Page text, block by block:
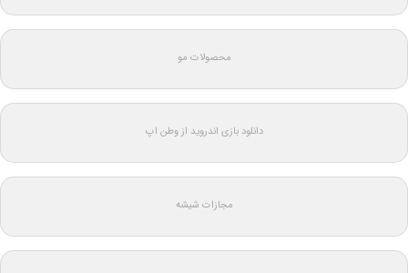
محصولات مو
دانلود بازی اندروید از وطن اپ
مجازات شیشه